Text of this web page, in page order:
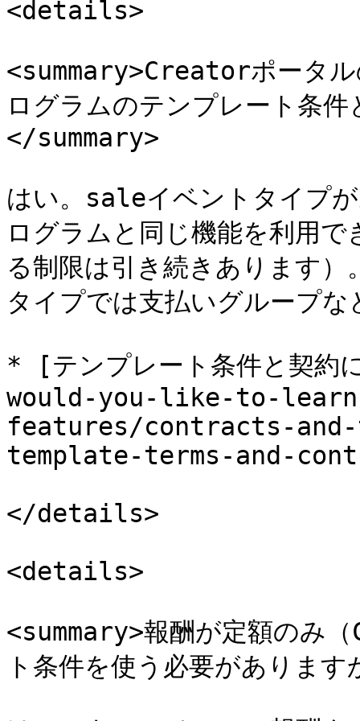
<details>
<summary>Creatorポータ
ログラムのテンプレート条
</summary>
はい。saleイベントタイプ
ログラムと同じ機能を利用
る制限は引き続きあります
タイプでは支払いグループ
* [テンプレート条件と契
would-you-like-to-
features/contracts-
template-terms-and-
</details>
<details>
<summary>報酬が定額のみ
ト条件を使う必要がありま